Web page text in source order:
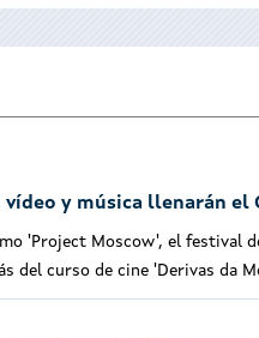
vídeo y música llenarán el
'Project Moscow', el festival
del curso de cine 'Derivas da